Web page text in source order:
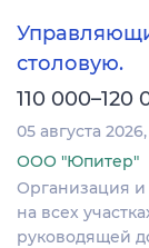
столовую.
110 000–120
05 августа 2026
ООО "Юпитер"
Организация и
на всех
руководящей